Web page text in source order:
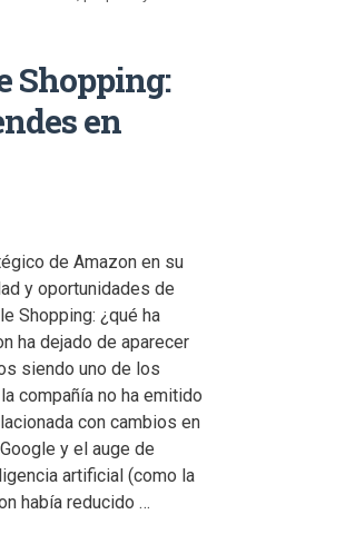
Shopping:
en
de Amazon en su
y oportunidades de
Shopping: ¿qué ha
ha dejado de aparecer
siendo uno de los
compañía no ha emitido
con cambios en
y el auge de
artificial (como la
había reducido …